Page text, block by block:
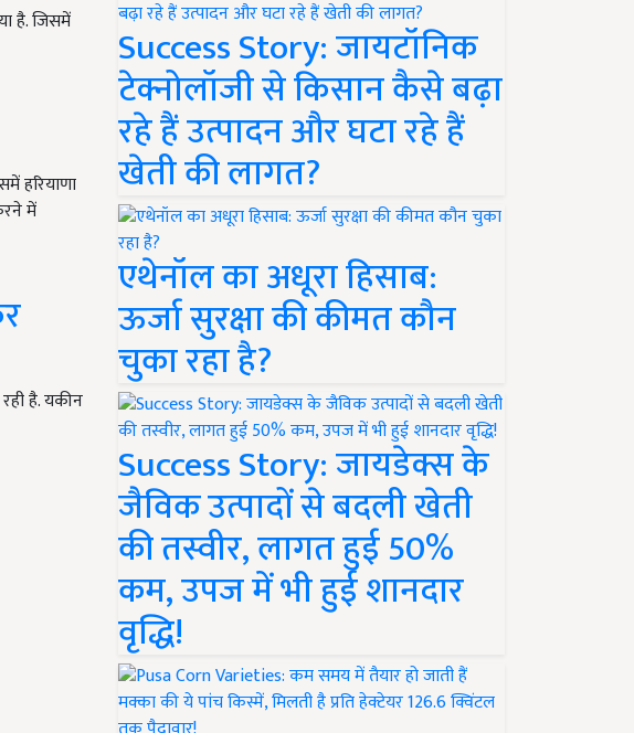
है. जिसमें
हरियाणा
में
है. यकीन
Success Story: जायटॉनिक
टेक्नोलॉजी से किसान कैसे बढ़ा
रहे हैं उत्पादन और घटा रहे हैं
खेती की लागत?
एथेनॉल का अधूरा हिसाब:
ऊर्जा सुरक्षा की कीमत कौन
चुका रहा है?
Success Story: जायडेक्स के
जैविक उत्पादों से बदली खेती
की तस्वीर, लागत हुई 50%
कम, उपज में भी हुई शानदार
वृद्धि!